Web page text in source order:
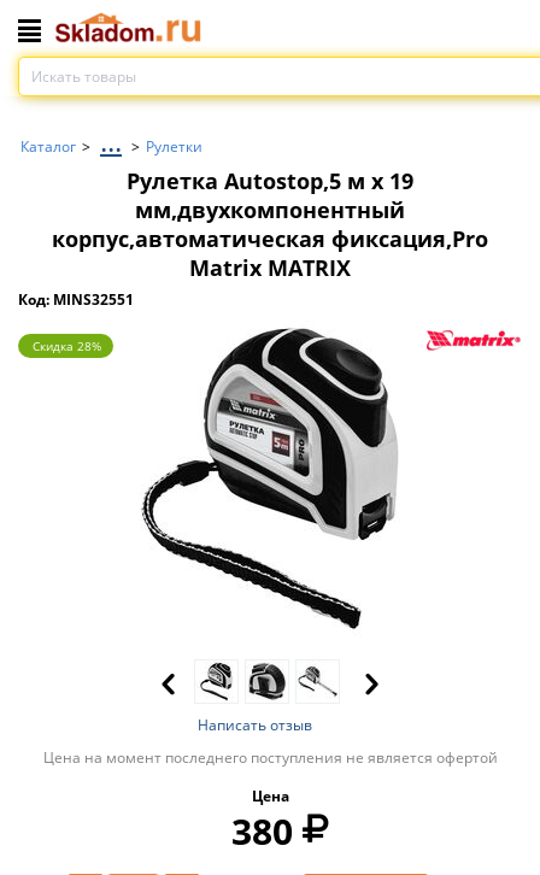
Каталог > ... > Рулетки
Рулетка Autostop,5 м х 19
мм,двухкомпонентный
корпус,автоматическая фиксация,Pro
Matrix MATRIX
Код: MINS32551
Скидка 28%
Написать отзыв
Цена на момент последнего поступления не является офертой
Цена
380